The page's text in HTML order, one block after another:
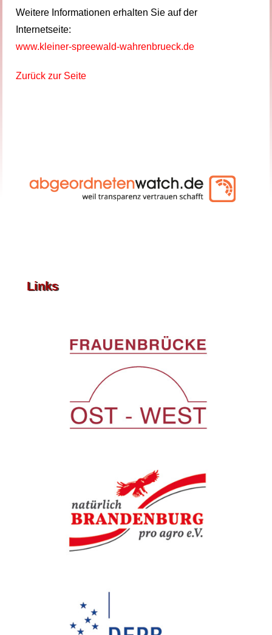
Weitere Informationen erhalten Sie auf der
Internetseite:
www.kleiner-spreewald-wahrenbrueck.de
Zurück zur Seite
Links